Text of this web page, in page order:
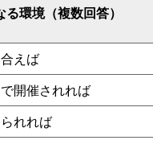
環境（複数回答）
えば
開催されれば
れれば